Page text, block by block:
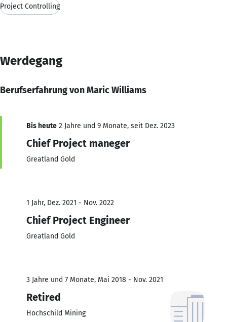
Project Controlling
Werdegang
Berufserfahrung von Maric Williams
Bis heute 2 Jahre und 9 Monate, seit Dez. 2023
Chief Project maneger
Greatland Gold
1 Jahr, Dez. 2021 - Nov. 2022
Chief Project Engineer
Greatland Gold
3 Jahre und 7 Monate, Mai 2018 - Nov. 2021
Retired
Hochschild Mining